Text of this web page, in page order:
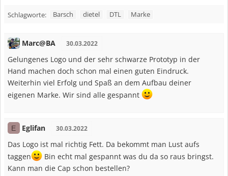
Schlagworte: Barsch dietel DTL Marke
Marc@BA 30.03.2022
Gelungenes Logo und der sehr schwarze Prototyp in der
Hand machen doch schon mal einen guten Eindruck.
Weiterhin viel Erfolg und Spaß an dem Aufbau deiner
eigenen Marke. Wir sind alle gespannt
E Eglifan 30.03.2022
Das Logo ist mal richtig Fett. Da bekommt man Lust aufs
taggen
Bin echt mal gespannt was du da so raus bringst.
Kann man die Cap schon bestellen?